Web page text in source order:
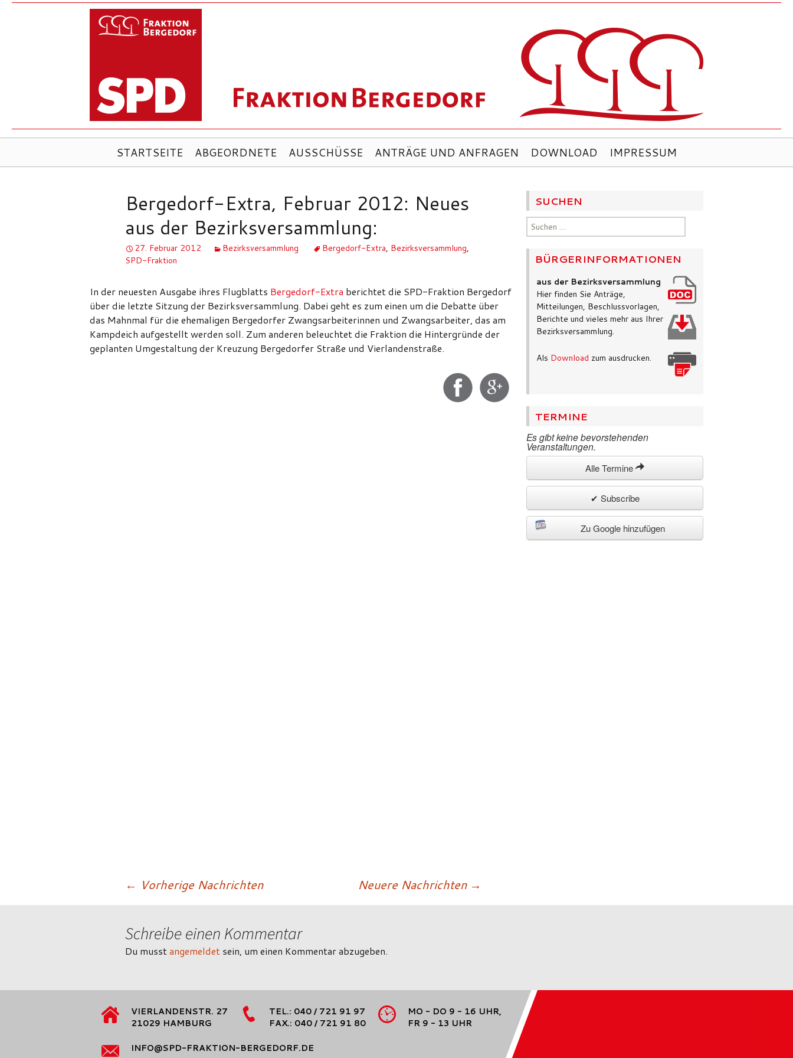
STARTSEITE ABGEORDNETE AUSSCHÜSSE ANTRÄGE UND ANFRAGEN DOWNLOAD IMPRESSUM
Bergedorf-Extra, Februar 2012: Neues
aus der Bezirksversammlung:
27. Februar 2012 Bezirksversammlung Bergedorf-Extra, Bezirksversammlung,
SPD-Fraktion
In der neuesten Ausgabe ihres Flugblatts Bergedorf-Extra berichtet die SPD-Fraktion Bergedorf
über die letzte Sitzung der Bezirksversammlung. Dabei geht es zum einen um die Debatte über
das Mahnmal für die ehemaligen Bergedorfer Zwangsarbeiterinnen und Zwangsarbeiter, das am
Kampdeich aufgestellt werden soll. Zum anderen beleuchtet die Fraktion die Hintergründe der
geplanten Umgestaltung der Kreuzung Bergedorfer Straße und Vierlandenstraße.
Beitragsnavigation
← Vorherige Nachrichten Neuere Nachrichten →
Schreibe einen Kommentar
Du musstangemeldet sein, um einen Kommentar abzugeben.
SUCHEN
Suchen
nach:
BÜRGERINFORMATIONEN
aus der Bezirksversammlung
Hier finden Sie Anträge,
Mitteilungen, Beschlussvorlagen,
Berichte und vieles mehr aus Ihrer
Bezirksversammlung.
Als Download zum ausdrucken.
TERMINE
Es gibt keine bevorstehenden
Veranstaltungen.
Alle Termine
✔ Subscribe
Zu Google hinzufügen
VIERLANDENSTR. 27
21029 HAMBURG
TEL.: 040 / 721 91 97
FAX.: 040 / 721 91 80
MO - DO 9 - 16 UHR,
FR 9 - 13 UHR
INFO@SPD-FRAKTION-BERGEDORF.DE